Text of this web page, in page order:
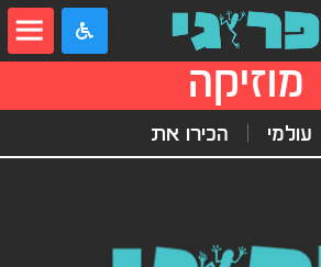
מוזיקה
עולמי הכירו את